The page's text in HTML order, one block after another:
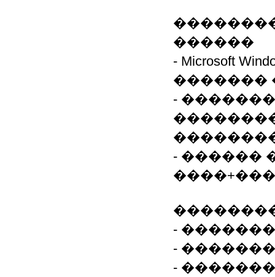
������
- Microsoft
�������
-
- ������
-
-
-